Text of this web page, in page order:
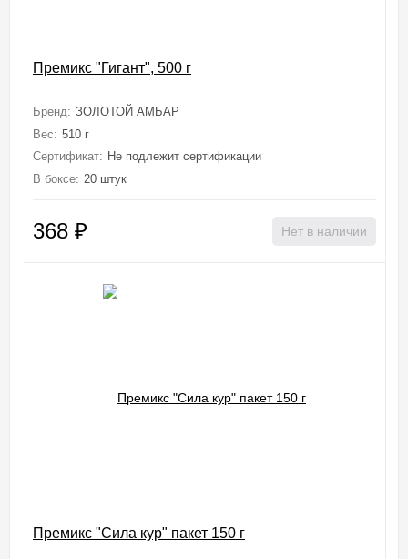
Премикс "Гигант", 500 г
Бренд: ЗОЛОТОЙ АМБАР
Вес: 510 г
Сертификат: Не подлежит сертификации
В боксе: 20 штук
368 ₽ Нет в наличии
Премикс "Сила кур" пакет 150 г